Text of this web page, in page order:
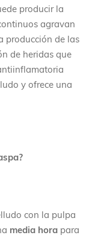
producir la
agravan
producción de las
de heridas que
y ofrece una
con la pulpa
media hora para